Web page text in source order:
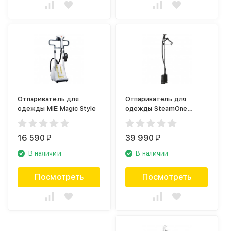
Отпариватель для
одежды MIE Magic Style
16 590₽
В наличии
Посмотреть
Отпариватель для
одежды SteamOne
ST70SB
39 990₽
В наличии
Посмотреть